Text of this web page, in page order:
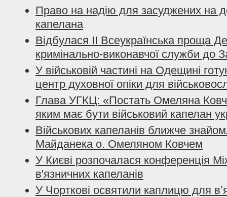
Право на надію для засуджених на
капелана
Відбулася ІІ Всеукраїнська проща
кримінально-виконавчої служби до
У військовій частині на Одещині
центр духовної опіки для
Глава УГКЦ: «Постать Омеляна
яким має бути військовий капелан
Військових капеланів ближче
Майданека о. Омеляном Ковчем
У Києві розпочалася конференція
в'язничних капеланів
У Чорткові освятили каплицю для